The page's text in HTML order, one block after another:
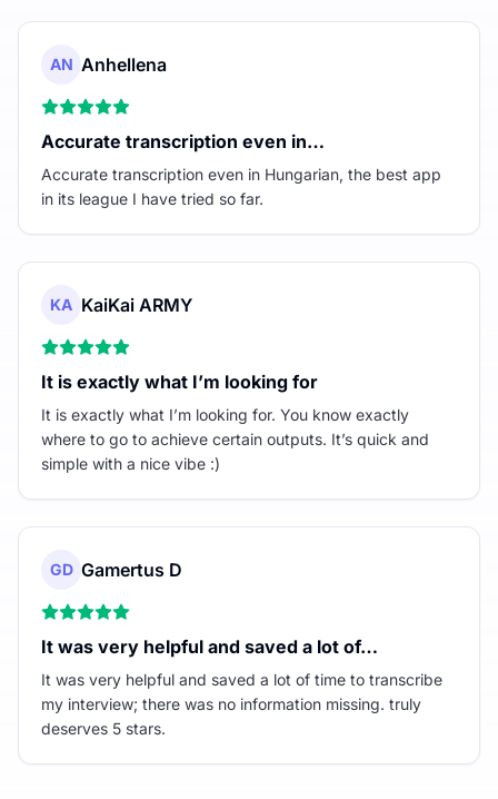
AN Anhellena
Accurate transcription even in…
Accurate transcription even in Hungarian, the best app
in its league I have tried so far.
KA KaiKai ARMY
It is exactly what I’m looking for
It is exactly what I’m looking for. You know exactly
where to go to achieve certain outputs. It’s quick and
simple with a nice vibe :)
GD Gamertus D
It was very helpful and saved a lot of…
It was very helpful and saved a lot of time to transcribe
my interview; there was no information missing. truly
deserves 5 stars.